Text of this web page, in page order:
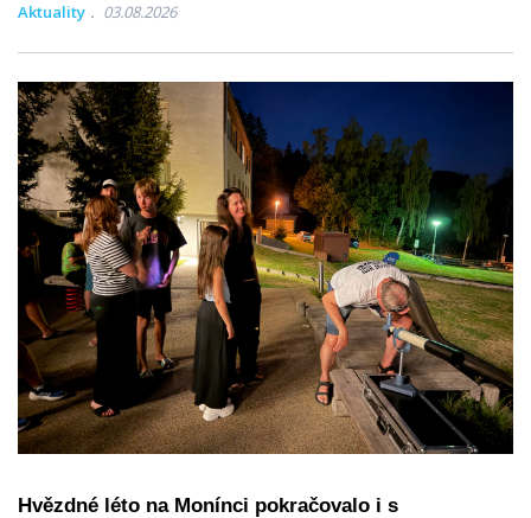
Aktuality 03.08.2026
Hvězdné léto na Monínci pokračovalo i s